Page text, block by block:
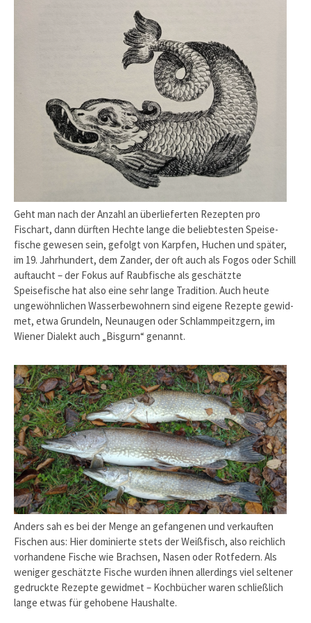
Geht man nach der Anzahl an überlieferten Rezepten pro
Fischart, dann dürften Hechte lange die beliebtesten Speise­
fische gewesen sein, gefolgt von Karpfen, Huchen und später,
im 19. Jahrhundert, dem Zander, der oft auch als Fogos oder Schill
auftaucht – der Fokus auf Raubfische als geschätzte
Speisefische hat also eine sehr lange Tradition. Auch heute
ungewöhnlichen Wasserbewohnern sind eigene Rezepte gewid­
met, etwa Grundeln, Neunaugen oder Schlammpeitzgern, im
Wiener Dialekt auch „Bisgurn“ genannt.
Anders sah es bei der Menge an gefangenen und verkauften
Fischen aus: Hier dominierte stets der Weißfisch, also reich­lich
vorhandene Fische wie Brachsen, Nasen oder Rotfedern. Als
weniger geschätzte Fische wurden ihnen allerdings viel seltener
gedruckte Rezepte gewidmet – Kochbücher waren schließlich
lange etwas für gehobene Haushalte.